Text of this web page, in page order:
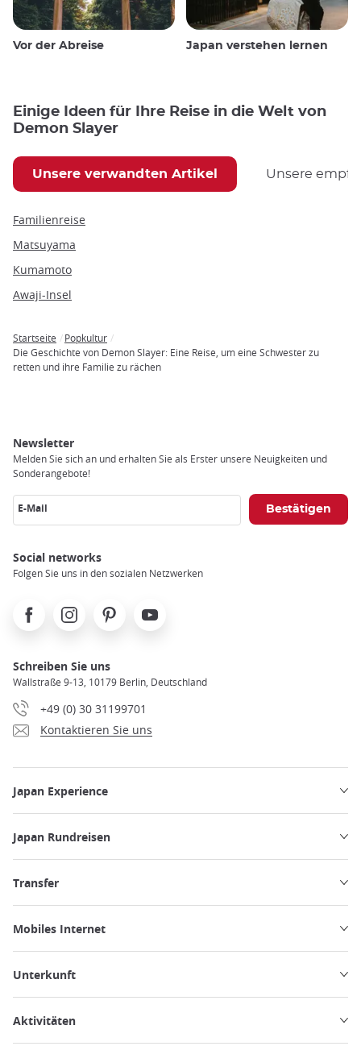
Vor der Abreise Japan verstehen lernen
Einige Ideen für Ihre Reise in die Welt von
Demon Slayer
Unsere verwandten Artikel Unsere
Familienreise
Matsuyama
Kumamoto
Awaji-Insel
Breadcrumb
Startseite
Popkultur
Die Geschichte von Demon Slayer: Eine Reise, um eine Schwester zu
retten und ihre Familie zu rächen
Newsletter
Melden Sie sich an und erhalten Sie als Erster unsere Neuigkeiten und
Sonderangebote!
E-Mail
Social networks
Folgen Sie uns in den sozialen Netzwerken
FacebookInstagramPinterest Youtube
Schreiben Sie uns
Wallstraße 9-13, 10179 Berlin, Deutschland
+49 (0) 30 31199701
Kontaktieren Sie uns
Japan Experience
Japan Rundreisen
Transfer
Mobiles Internet
Unterkunft
Aktivitäten